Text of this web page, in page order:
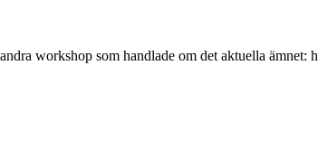
workshop som handlade om det aktuella ämnet: